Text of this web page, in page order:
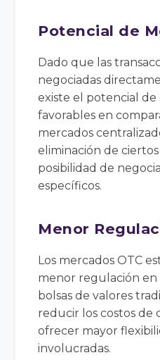
Potencial de
Dado que las
negociadas
existe el potencial
favorables en
mercados
eliminación de ciertos
posibilidad de
específicos.
Menor
Los mercados OTC
menor regulación en
bolsas de valores
reducir los costos de
ofrecer mayor
involucradas.